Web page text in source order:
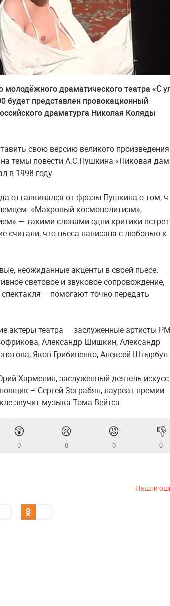
молодёжного драматического театра «С
будет представлен провокационный
драматурга Николая Коляды
свою версию великого
темы повести А.С.Пушкина «Пиковая
в 1998 году.
отталкивался от фразы Пушкина о том,
«Махровый космополитизм»,
— такими словами одни критики
считали, что пьеса написана с любовью к
неожиданные акценты в своей пьесе.
световое и звуковое сопровождение,
– помогают точно передать
актеры театра — заслуженные артисты
Александр Шишкин, Александр
Яков Грибиненко, Алексей Штырбул.
Хармелин, заслуженный деятель
– Сергей Зограбян, лауреат премии
звучит музыка Тома Вейтса.
😲
0
😢
0
😡
0
👎
0
Нашли